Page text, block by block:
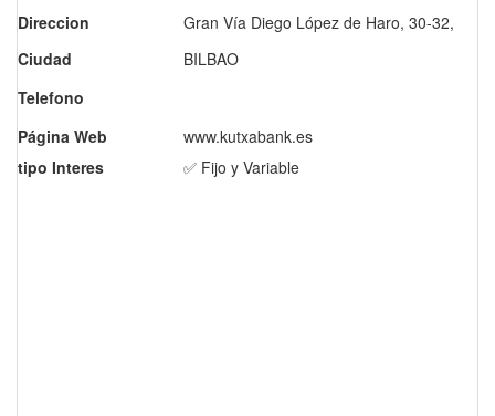
Direccion
Gran Vía Diego López de Haro, 30-32,
Ciudad
BILBAO
Telefono
Página Web
www.kutxabank.es
tipo Interes
✅ Fijo y Variable